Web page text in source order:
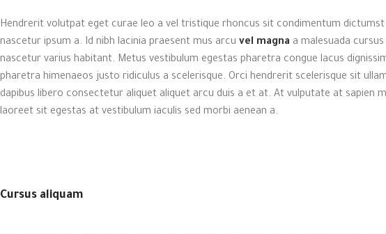
Hendrerit volutpat eget curae leo a vel tristique rhoncus sit condimentum
nascetur ipsum a. Id nibh lacinia praesent mus arcu vel magna a malesuada
nascetur varius habitant. Metus vestibulum egestas pharetra congue lacus
pharetra himenaeos justo ridiculus a scelerisque. Orci hendrerit scelerisque sit
dapibus libero consectetur aliquet aliquet arcu duis a et at. At vulputate at sapien
laoreet sit egestas at vestibulum iaculis sed morbi aenean a.
Cursus aliquam